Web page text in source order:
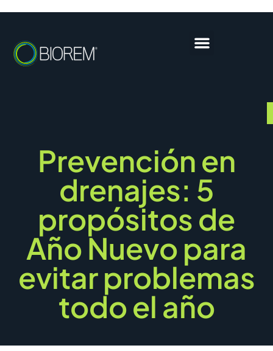
Prevención en
drenajes: 5
propósitos de
Año Nuevo para
evitar problemas
todo el año